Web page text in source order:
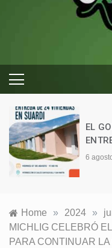
EL
6
Home » 2024 »
MICHLIG CELEBRÓ
PARA CONTINUAR